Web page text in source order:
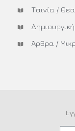
Ταινία /
Άρθρα /